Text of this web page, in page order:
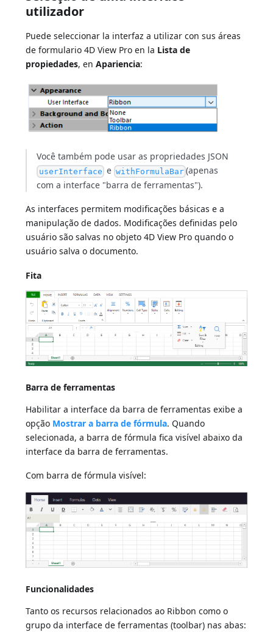
utilizador
Puede seleccionar la interfaz a utilizar con sus áreas
de formulario 4D View Pro en la Lista de
propiedades, enApariencia:
Você também pode usar as propriedades JSON
userInterface e withFormulaBar (apenas
com a interface "barra de ferramentas").
As interfaces permitem modificações básicas e a
manipulação de dados. Modificações definidas pelo
usuário são salvas no objeto 4D View Pro quando o
usuário salva o documento.
Fita
Barra de ferramentas
Habilitar a interface da barra de ferramentas exibe a
opção Mostrar a barra de fórmula. Quando
selecionada, a barra de fórmula fica visível abaixo da
interface da barra de ferramentas.
Com barra de fórmula visível:
Funcionalidades
Tanto os recursos relacionados ao Ribbon como o
grupo da interface de ferramentas (toolbar) nas abas: